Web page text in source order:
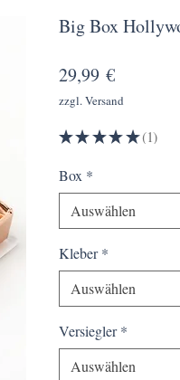
Big Box
29,99 €Preis
zzgl. Versand
★★ ★★ ★ 1
1
Box *
Auswählen
Kleber *
Auswählen
Versiegler *
Auswählen